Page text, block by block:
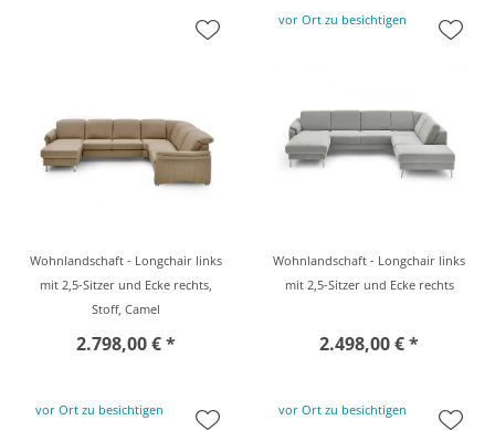
Wohnlandschaft - Longchair links
mit 2,5-Sitzer und Ecke rechts,
Stoff, Camel
2.798,00 € *
vor Ort zu besichtigen
Wohnlandschaft - Longchair links
mit 2,5-Sitzer und Ecke rechts
2.498,00 € *
vor Ort zu besichtigen vor Ort zu besichtigen